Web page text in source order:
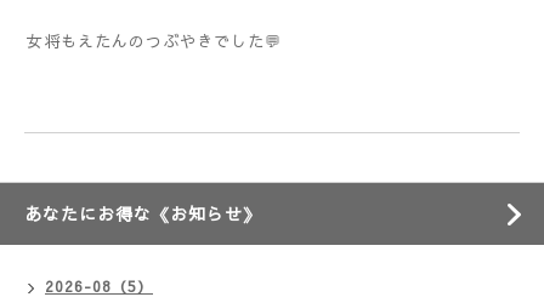
女将もえたんのつぶやきでした💬
あなたにお得な《お知らせ》
2026-08（5）